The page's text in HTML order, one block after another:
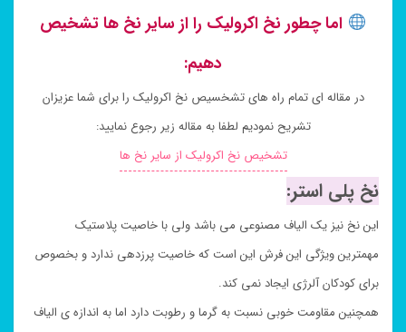
اما چطور نخ اکرولیک را از سایر نخ ها تشخیص
دهیم:
در مقاله ای تمام راه های تشخسیص نخ اکرولیک را برای شما عزیزان
تشریح نمودیم لطفا به مقاله زیر رجوع نمایید:
تشخیص نخ اکرولیک از سایر نخ ها
نخ پلی استر:
این نخ نیز یک الیاف مصنوعی می باشد ولی با خاصیت پلاستیک
مهمترین ویژگی این فرش این است که خاصیت پرزدهی ندارد و بخصوص
برای کودکان آلرژی ایجاد نمی کند.
همچنین مقاومت خوبی نسبت به گرما و رطوبت دارد اما به اندازه ی الیاف